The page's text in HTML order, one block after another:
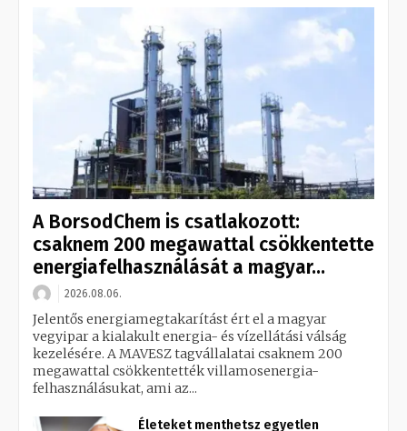
A BorsodChem is csatlakozott:
csaknem 200 megawattal csökkentette
energiafelhasználását a magyar...
2026.08.06.
Jelentős energiamegtakarítást ért el a magyar
vegyipar a kialakult energia- és vízellátási válság
kezelésére. A MAVESZ tagvállalatai csaknem 200
megawattal csökkentették villamosenergia-
felhasználásukat, ami az...
Életeket menthetsz egyetlen